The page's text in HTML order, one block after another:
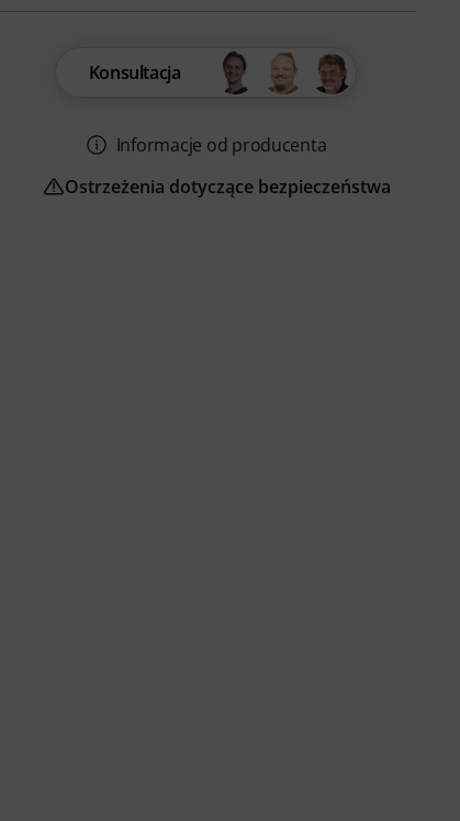
Konsultacja
Informacje od producenta
Ostrzeżenia dotyczące bezpieczeństwa